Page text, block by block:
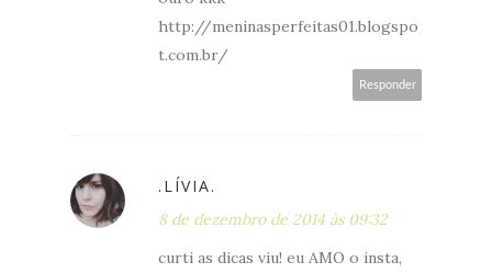
http://meninasperfeitas01.blogspo
t.com.br/
Responder
.LÍVIA.
8 de dezembro de 2014 às 09:32
curti as dicas viu! eu AMO o insta,